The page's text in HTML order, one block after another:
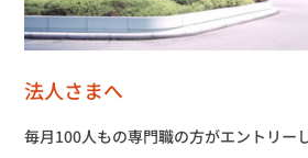
法人さまへ
毎月100人もの専門職の方がエントリー